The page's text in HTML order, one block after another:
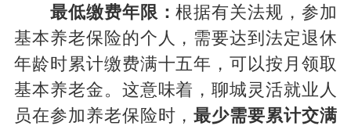
最低缴费年限：根据有关法规，参加
基本养老保险的个人，需要达到法定退休
年龄时累计缴费满十五年，可以按月领取
基本养老金。这意味着，聊城灵活就业人
员在参加养老保险时，最少需要累计交满